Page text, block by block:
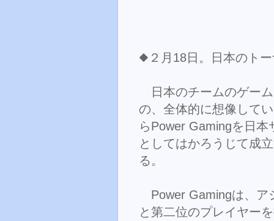
◆２月18日。日本のト
日本のチームのゲー
の、全体的に想像して
らPower Gamingを日
としてはかろうじて成
る。
Power Gamingは、ア
と第二位のプレイヤー